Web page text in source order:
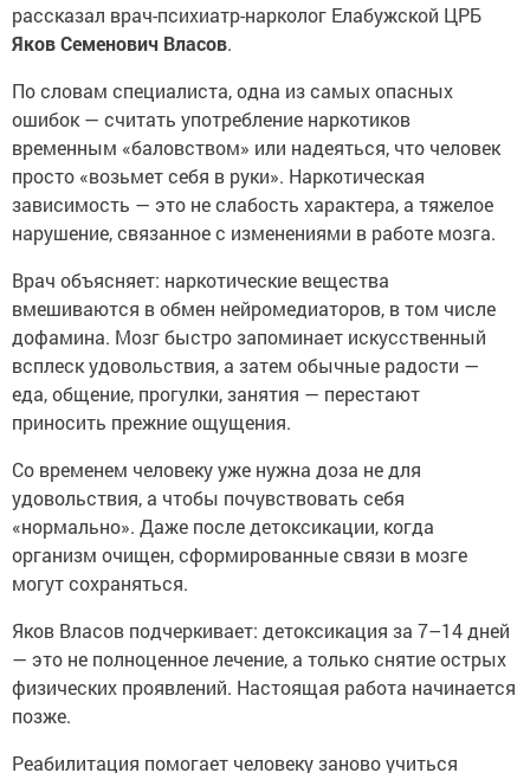
рассказал врач-психиатр-нарколог Елабужской ЦРБ
Яков Семенович Власов.
По словам специалиста, одна из самых опасных
ошибок — считать употребление наркотиков
временным «баловством» или надеяться, что человек
просто «возьмет себя в руки». Наркотическая
зависимость — это не слабость характера, а тяжелое
нарушение, связанное с изменениями в работе мозга.
Врач объясняет: наркотические вещества
вмешиваются в обмен нейромедиаторов, в том числе
дофамина. Мозг быстро запоминает искусственный
всплеск удовольствия, а затем обычные радости —
еда, общение, прогулки, занятия — перестают
приносить прежние ощущения.
Со временем человеку уже нужна доза не для
удовольствия, а чтобы почувствовать себя
«нормально». Даже после детоксикации, когда
организм очищен, сформированные связи в мозге
могут сохраняться.
Яков Власов подчеркивает: детоксикация за 7–14 дней
— это не полноценное лечение, а только снятие острых
физических проявлений. Настоящая работа начинается
позже.
Реабилитация помогает человеку заново учиться